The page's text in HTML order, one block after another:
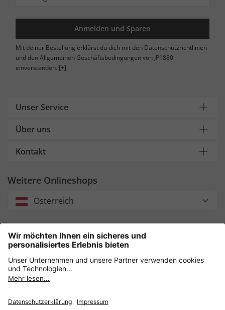
Anmelden und Sparen
Mit deiner Bestellung erklärst du dich mit den Datenschutzrichtlinien
und den Allgemeinen Geschäftsbedingungen von JP1880
einverstanden. [+]
Unser Service
Über uns
Kontakt
Weitere Onlineshops
Österreich
Unsere Zahlungsarten
Sicher einkaufen mit